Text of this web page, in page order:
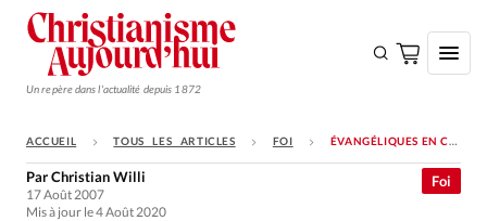
Un repère dans l'actualité depuis 1872
S'ABONNER
Monde
ACCUEIL TOUS LES ARTICLES FOI ÉVANGÉLIQUES EN COLÈRE
Foi
ParChristian Willi
17 Août 2007
Mis à jour le 4 Août 2020